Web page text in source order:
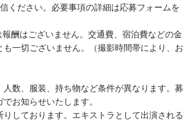
ください。必要事項の詳細は応募フォームを
酬はございません。交通費、宿泊費などの金
一切ございません。（撮影時間帯により、お
数、服装、持ち物など条件が異なります。募
お知らせいたします。
しております。エキストラとして出演される